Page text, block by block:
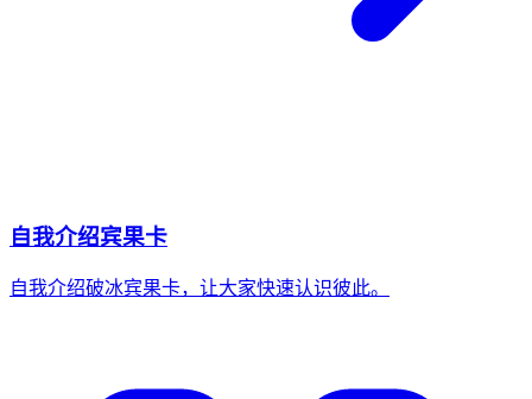
自我介绍宾果卡
自我介绍破冰宾果卡，让大家快速认识彼此。